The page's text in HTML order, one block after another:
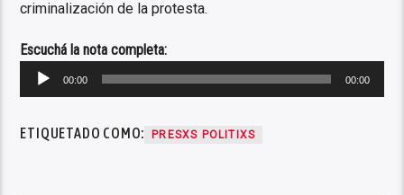
criminalización de la protesta.
Escuchá la nota completa:
Reproductor
00:00 00:00
ETIQUETADO COMO: PRESXS POLITIXS